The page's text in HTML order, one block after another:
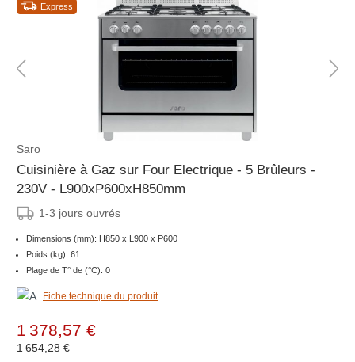
Express
Saro
Cuisinière à Gaz sur Four Electrique - 5 Brûleurs -
230V - L900xP600xH850mm
1-3 jours ouvrés
Dimensions (mm): H850 x L900 x P600
Poids (kg): 61
Plage de T° de (°C): 0
Fiche technique du produit
1 378,57 €
1 654,28 €